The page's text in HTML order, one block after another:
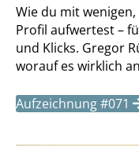
Wie du mit
Profil aufwertest –
und Klicks. Gregor
worauf es wirklich
Aufzeichnung #071